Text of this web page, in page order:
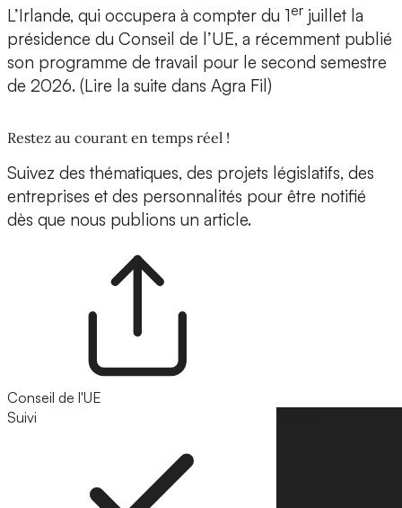
L’Irlande, qui occupera à compter du 1er juillet la
présidence du Conseil de l’UE, a récemment publié
son programme de travail pour le second semestre
de 2026. (Lire la suite dans Agra Fil)
Restez au courant en temps réel !
Suivez des thématiques, des projets législatifs, des
entreprises et des personnalités pour être notifié
dès que nous publions un article.
Conseil de l'UE
Suivi